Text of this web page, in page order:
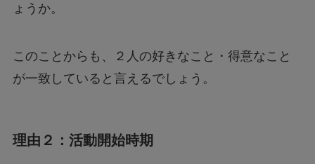
ょうか。
このことからも、２人の好きなこと・得意なこと
が一致していると言えるでしょう。
理由２：活動開始時期